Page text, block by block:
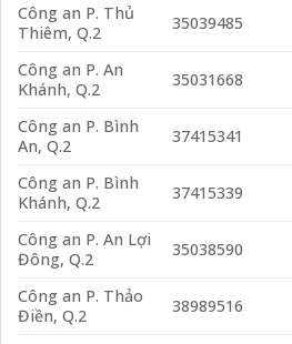
Công an P. Thủ
Thiêm, Q.2
35039485
Công an P. An
Khánh, Q.2
35031668
Công an P. Bình
An, Q.2
37415341
Công an P. Bình
Khánh, Q.2
37415339
Công an P. An Lợi
Đông, Q.2
35038590
Công an P. Thảo
Điền, Q.2
38989516